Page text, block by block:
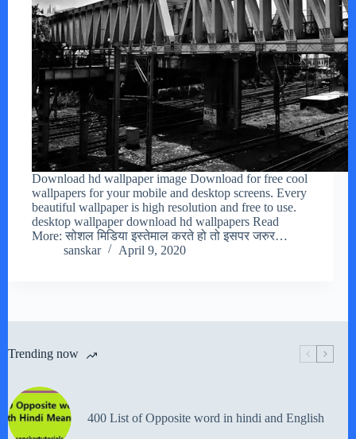
Download hd wallpaper image Download for free cool
wallpapers for your mobile and desktop screens. Every
beautiful wallpaper is high resolution and free to use.
desktop wallpaper download hd wallpapers Read
More: सोशल मिडिया इस्तेमाल करते हो तो इसपर जरुर…
sanskar
April 9, 2020
Trending now
400 List of Opposite word in hindi and English